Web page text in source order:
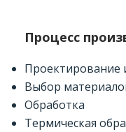
Процесс
Проектирование
Выбор
Обработка
Термическая